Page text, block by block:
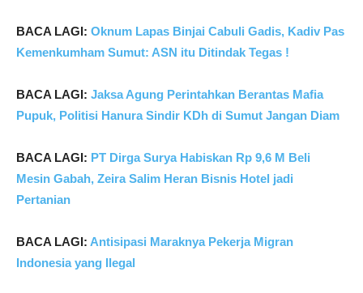
BACA LAGI: Oknum Lapas Binjai Cabuli Gadis, Kadiv Pas
Kemenkumham Sumut: ASN itu Ditindak Tegas !
BACA LAGI: Jaksa Agung Perintahkan Berantas Mafia
Pupuk, Politisi Hanura Sindir KDh di Sumut Jangan Diam
BACA LAGI: PT Dirga Surya Habiskan Rp 9,6 M Beli
Mesin Gabah, Zeira Salim Heran Bisnis Hotel jadi
Pertanian
BACA LAGI: Antisipasi Maraknya Pekerja Migran
Indonesia yang Ilegal